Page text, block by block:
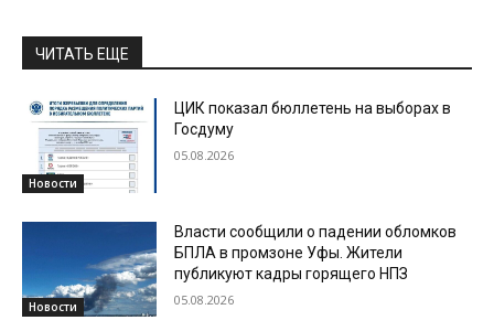
ЧИТАТЬ ЕЩЕ
Новости
ЦИК показал бюллетень на выборах в
Госдуму
05.08.2026
Новости
Власти сообщили о падении обломков
БПЛА в промзоне Уфы. Жители
публикуют кадры горящего НПЗ
05.08.2026